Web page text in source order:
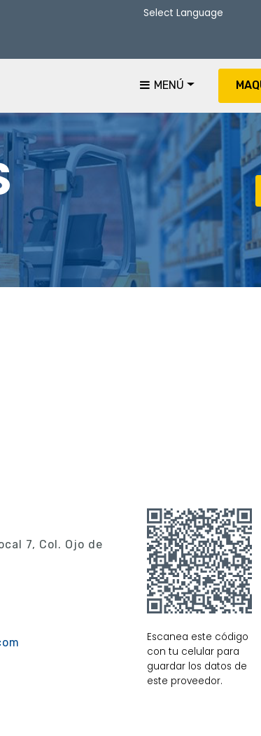
MENÚ
7, Col. Ojo de
Escanea este código
con tu celular para
guardar los datos de
este proveedor.